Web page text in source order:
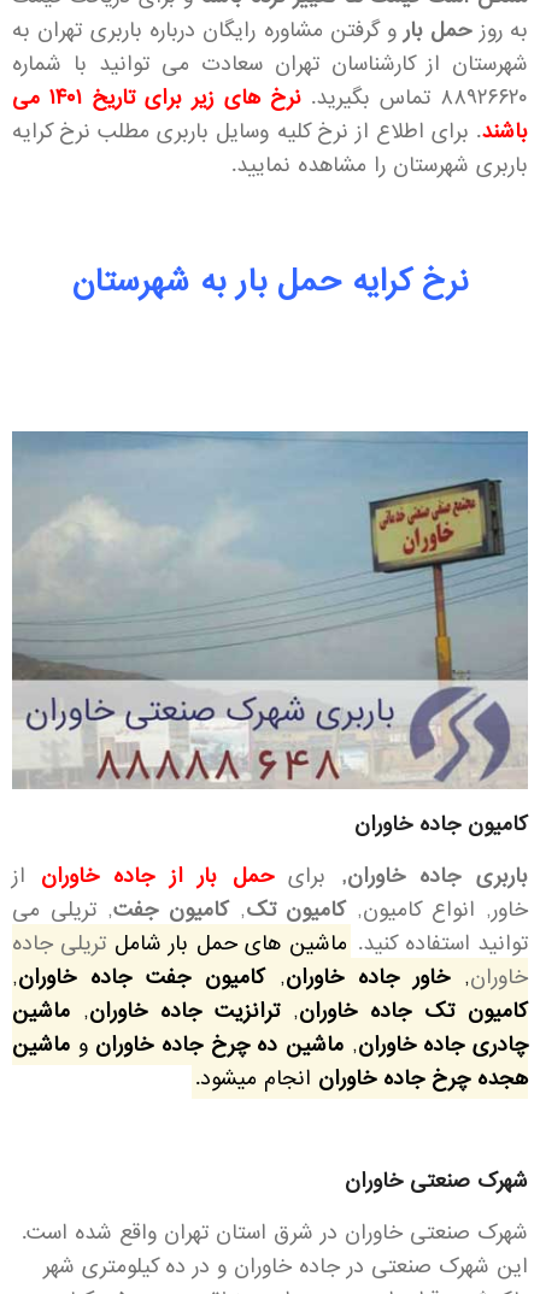
به روز حمل بار و گرفتن مشاوره رایگان درباره باربری تهران به
شهرستان از کارشناسان تهران سعادت می توانید با شماره
۸۸۹۲۶۶۲۰ تماس بگیرید.
نرخ های زیر برای تاریخ ۱۴۰۱ می
باشند. برای اطلاع از نرخ کلیه وسایل باربری مطلب نرخ کرایه
باربری شهرستان را مشاهده نمایید.
نرخ کرایه حمل بار به شهرستان
کامیون جاده خاوران
باربری جاده خاوران, برایحمل بار از جاده خاوران از
خاور, انواع کامیون,کامیون تک,کامیون جفت, تریلی می
توانید استفاده کنید. ماشین های حمل بار شامل تریلی جاده
خاوران,خاور جاده خاوران,کامیون جفت جاده خاوران,
کامیون تک جاده خاوران,ترانزیت جاده خاوران, ماشین
چادری جاده خاوران, ماشین ده چرخ جاده خاوران و ماشین
هجده چرخ جاده خاوران انجام میشود.
شهرک صنعتی خاوران
شهرک صنعتی خاوران در شرق استان تهران واقع شده است.
این شهرک صنعتی در جاده خاوران و در ده کیلومتری شهر